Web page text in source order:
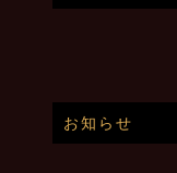
お知らせ